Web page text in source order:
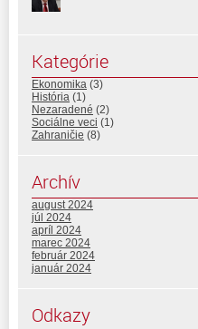
Kategórie
Ekonomika (3)
História (1)
Nezaradené (2)
Sociálne veci (1)
Zahraničie (8)
Archív
august 2024
júl 2024
apríl 2024
marec 2024
február 2024
január 2024
Odkazy